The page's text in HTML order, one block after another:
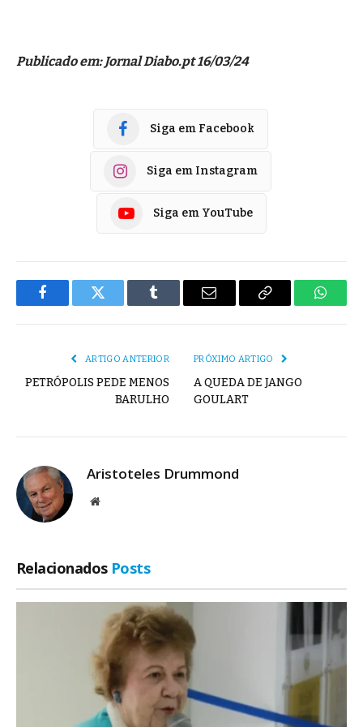
Publicado em: Jornal Diabo.pt 16/03/24
Siga em Facebook
Siga em Instagram
Siga em YouTube
FacebookTwitter Tumblr
E-
Copiar
ARTIGO ANTERIOR
PETRÓPOLIS PEDE MENOS
BARULHO
PRÓXIMO ARTIGO
A QUEDA DE JANGO
GOULART
Aristoteles Drummond
Site
Relacionados Posts